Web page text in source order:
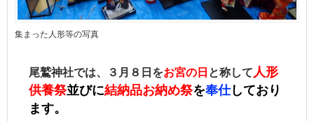
集まった人形等の写真
尾鷲神社では、３月８日をお宮の日 と称して人形
供養祭並びに結納品お納め祭を奉仕しており
ます。